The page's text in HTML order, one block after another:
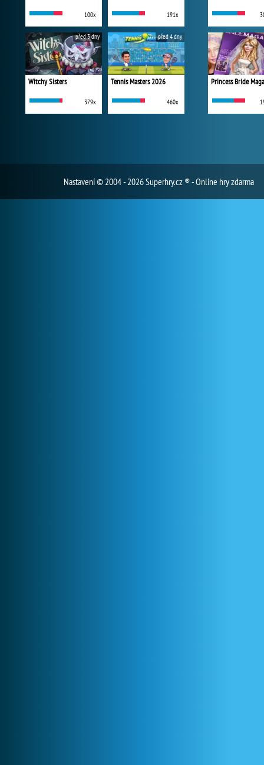
100x 191x
Witchy Sisters
379x
před 3 dny
Tennis Masters 2026
460x
před 4 dny
Princess Bride
Nastavení© 2004 - 2026 Superhry.cz ® - Online hry zdarma